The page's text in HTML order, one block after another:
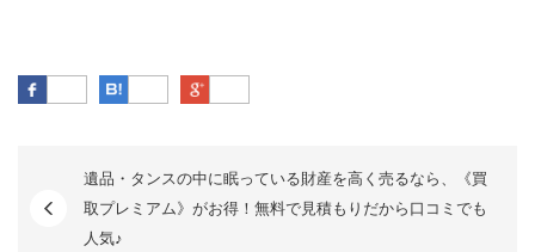
Facebook はてなブックマーク
遺品・タンスの中に眠っている財産を高く売るなら、《買
取プレミアム》がお得！無料で見積もりだから口コミでも
人気♪